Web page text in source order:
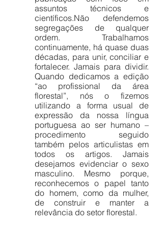
assuntos técnicos e
científicos.Não defendemos
segregações de qualquer
ordem. Trabalhamos
continuamente, há quase duas
décadas, para unir, conciliar e
fortalecer. Jamais para dividir.
Quando dedicamos a edição
“ao profissional da área
florestal”, nós o fizemos
utilizando a forma usual de
expressão da nossa língua
portuguesa ao ser humano –
procedimento seguido
também pelos articulistas em
todos os artigos. Jamais
desejamos evidenciar o sexo
masculino. Mesmo porque,
reconhecemos o papel tanto
do homem, como da mulher,
de construir e manter a
relevância do setor florestal.